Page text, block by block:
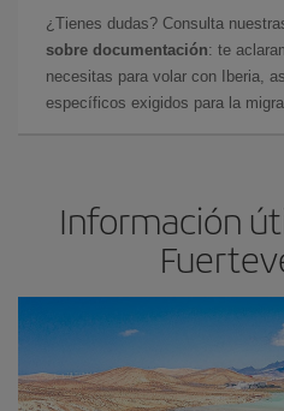
¿Tienes dudas? Consulta
sobre documentación: te
necesitas para volar con Iberia,
específicos exigidos para la
Información